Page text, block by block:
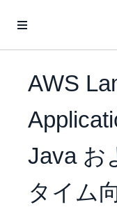
AWS
Java お
タイム